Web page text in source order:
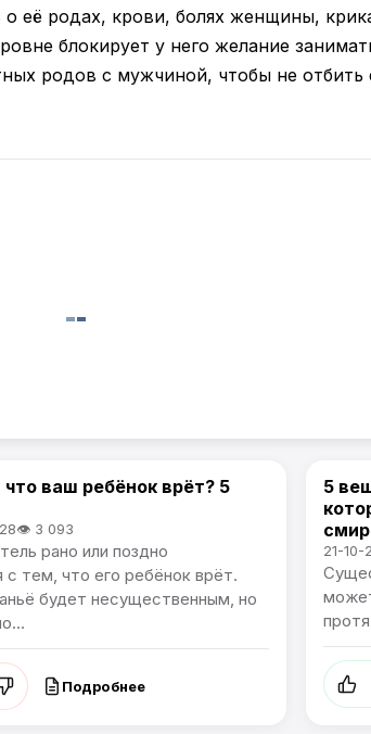
её родах, крови, болях женщины,
блокирует у него желание
родов с мужчиной, чтобы не отбить
что ваш ребёнок врёт? 5
👁 3 093
рано или поздно
с тем, что его ребёнок врёт.
будет несущественным, но
Подробнее
5
21-10-